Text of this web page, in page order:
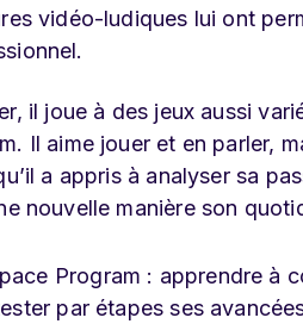
vidéo-ludiques lui ont
il joue à des jeux aussi
Il aime jouer et en parler,
a appris à analyser sa
nouvelle manière son
Program : apprendre à
par étapes ses